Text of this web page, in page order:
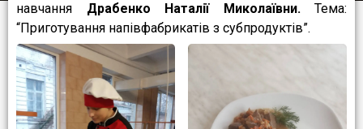
навчання Драбенко Наталії Миколаївни.Тема:
“Приготування напівфабрикатів з субпродуктів”.